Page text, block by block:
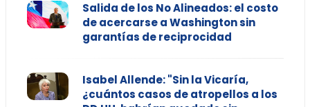
Salida de los No Alineados: el costo
de acercarse a Washington sin
garantías de reciprocidad
Isabel Allende: "Sin la Vicaría,
¿cuántos casos de atropellos a los